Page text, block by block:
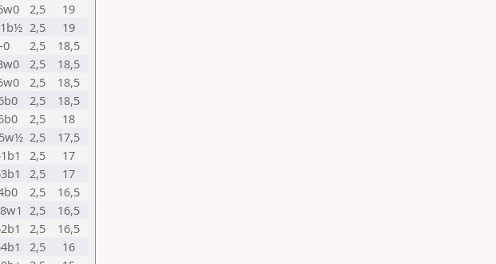
2,5
19
2,5
19
-0 2,5
18,5
2,5
18,5
2,5
18,5
2,5
18,5
2,5
18
2,5
17,5
2,5
17
2,5
17
2,5
16,5
2,5
16,5
2,5
16,5
2,5
16